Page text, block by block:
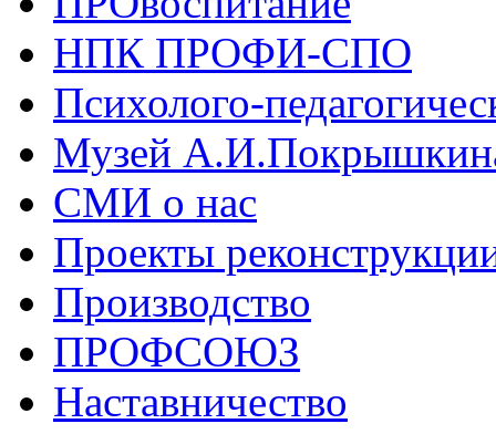
НПК ПРОФИ-СПО
Психолого-
Музей
СМИ о нас
Проекты
Производство
ПРОФСОЮЗ
Наставничество